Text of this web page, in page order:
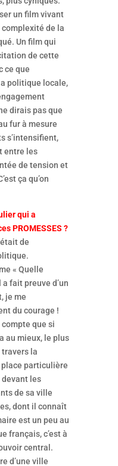
un film vivant
de la
Un film qui
de cette
ce que
politique locale,
dirais pas que
fur à mesure
s’intensifient,
entre les
de tension et
ça qu’on
qui a
PROMESSES ?
de
« Quelle
fait preuve d’un
je me
du courage !
que si
au mieux, le plus
la
particulière
les
de sa ville
dont il connaît
est un peu au
français, c’est à
central.
d’une ville